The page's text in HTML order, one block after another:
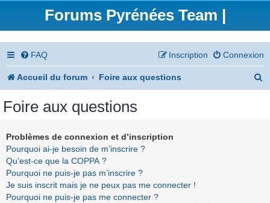
Forums Pyrénées Team |
FAQ Connexion
Inscription
Accueil du forum Foire aux questions
Foire aux questions
Problèmes de connexion et d’inscription
Pourquoi ai-je besoin de m’inscrire ?
Qu’est-ce que la COPPA ?
Pourquoi ne puis-je pas m’inscrire ?
Je suis inscrit mais je ne peux pas me connecter !
Pourquoi ne puis-je pas me connecter ?